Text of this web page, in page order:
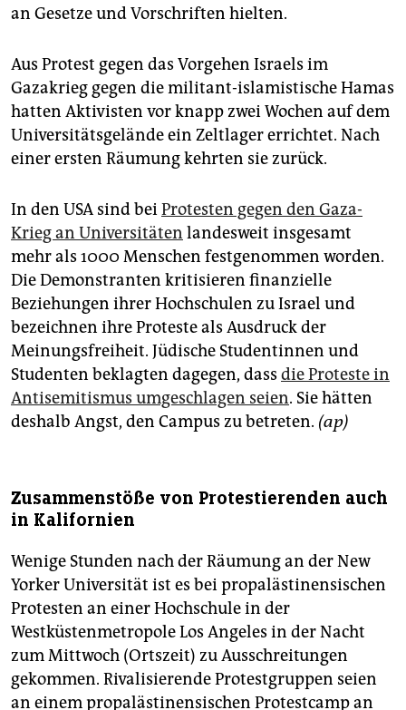
an Gesetze und Vorschriften hielten.
Aus Protest gegen das Vorgehen Israels im
Gazakrieg gegen die militant-islamistische Hamas
hatten Aktivisten vor knapp zwei Wochen auf dem
Universitätsgelände ein Zeltlager errichtet. Nach
einer ersten Räumung kehrten sie zurück.
In den USA sind beiProtesten gegen den Gaza-
Krieg an Universitäten landesweit insgesamt
mehr als 1000 Menschen festgenommen worden.
Die Demonstranten kritisieren finanzielle
Beziehungen ihrer Hochschulen zu Israel und
bezeichnen ihre Proteste als Ausdruck der
Meinungsfreiheit. Jüdische Studentinnen und
Studenten beklagten dagegen, dass die Proteste in
Antisemitismus umgeschlagen seien. Sie hätten
deshalb Angst, den Campus zu betreten. (ap)
Zusammenstöße von Protestierenden auch
in Kalifornien
Wenige Stunden nach der Räumung an der New
Yorker Universität ist es bei propalästinensischen
Protesten an einer Hochschule in der
Westküstenmetropole Los Angeles in der Nacht
zum Mittwoch (Ortszeit) zu Ausschreitungen
gekommen. Rivalisierende Protestgruppen seien
an einem propalästinensischen Protestcamp an